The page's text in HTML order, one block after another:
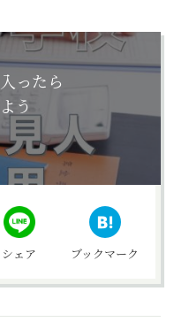
ったら
う
シェア ブックマーク